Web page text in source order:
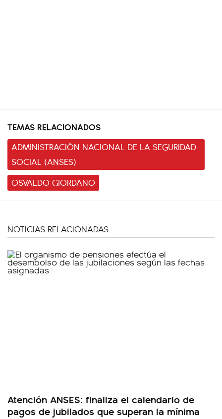
TEMAS RELACIONADOS
ADMINISTRACIÓN NACIONAL DE LA SEGURIDAD
SOCIAL (ANSES)
OSVALDO GIORDANO
NOTICIAS RELACIONADAS
Atención ANSES: finaliza el calendario de
pagos de jubilados que superan la mínima